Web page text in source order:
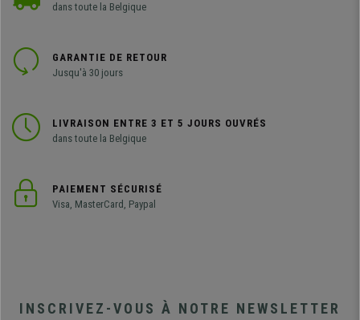
dans toute la Belgique
GARANTIE DE RETOUR
Jusqu'à 30 jours
LIVRAISON ENTRE 3 ET 5 JOURS OUVRÉS
dans toute la Belgique
PAIEMENT SÉCURISÉ
Visa, MasterCard, Paypal
INSCRIVEZ-VOUS À NOTRE NEWSLETTER